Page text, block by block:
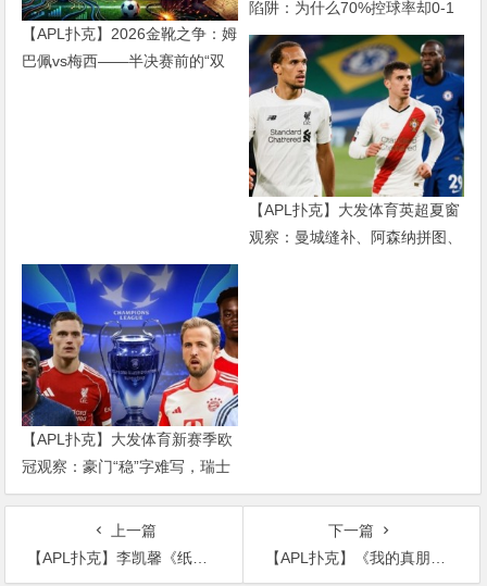
【APL扑克】2026金靴之争：姆
巴佩vs梅西——半决赛前的“双
陷阱：为什么70%控球率却0-1
输球，现代足球早已不是“球权
游戏”
【APL扑克】大发体育英超夏窗
观察：曼城缝补、阿森纳拼图、
【APL扑克】大发体育新赛季欧
冠观察：豪门“稳”字难写，瑞士
轮赛制让每一场都变成生死
上一篇
【APL扑克】李凯馨《纸骑兵》杀青, 清纯灵动可爱少女来袭
下一篇
【APL扑克】《我的真朋友》主演个个不平凡，最近爆红都是她？